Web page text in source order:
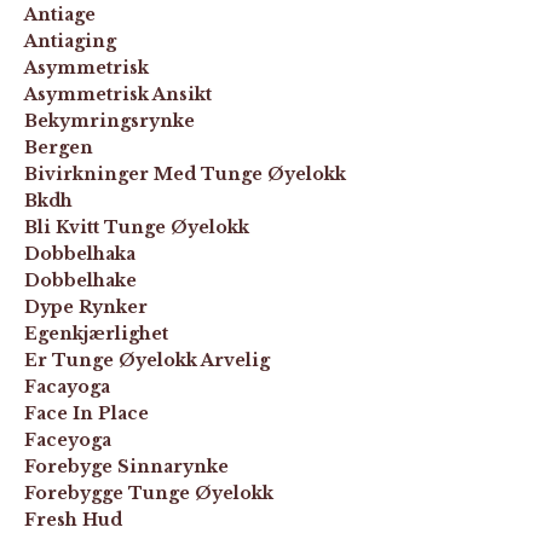
Antiage
Antiaging
Asymmetrisk
Asymmetrisk Ansikt
Bekymringsrynke
Bergen
Bivirkninger Med Tunge Øyelokk
Bkdh
Bli Kvitt Tunge Øyelokk
Dobbelhaka
Dobbelhake
Dype Rynker
Egenkjærlighet
Er Tunge Øyelokk Arvelig
Facayoga
Face In Place
Faceyoga
Forebyge Sinnarynke
Forebygge Tunge Øyelokk
Fresh Hud